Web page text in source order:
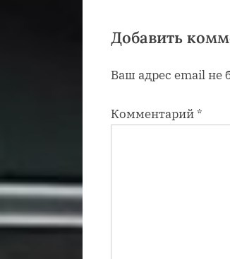
з
п
с
Добавить
Ваш адрес email не
Комментарий*